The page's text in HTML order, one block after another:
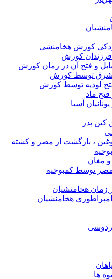
کورش هخامنشی
کورش
و فتح آن در زمان کورش
شرق توسط کورش
لودیه توسط کورش
ماد
آسیا
کین پدر
، بازگشت از مصر و کشته
مغان
توسط کمبوجیه
زمان هخامنشیان
هخامنشیان
ها